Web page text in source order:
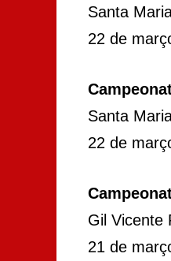
Santa
22 de
Santa
22 de
Gil Vicente
21 de